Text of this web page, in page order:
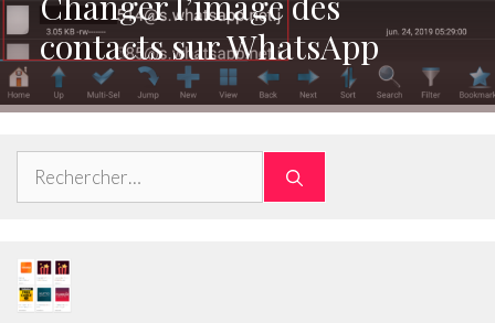
contacts sur WhatsApp
Rechercher :